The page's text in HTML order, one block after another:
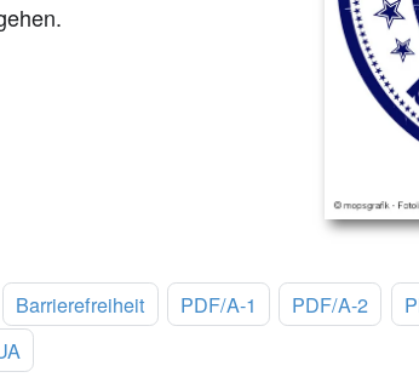
Barrierefreiheit PDF/A-1 PDF/A-2